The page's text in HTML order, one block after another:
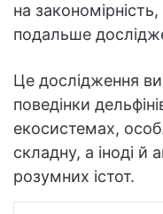
на
подальше
Це дослідження
поведінки
екосистемах,
складну, а іноді й
розумних істот.